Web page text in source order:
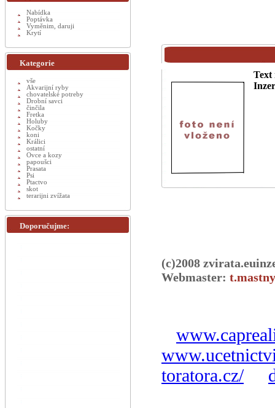
Text
(c)2008
Webmaster:
toratora.cz/
Nabídka
Poptávka
Vyměnim, daruji
Krytí
Kategorie
vše
Akvarijní ryby
chovatelské potreby
Drobní savci
činčila
Fretka
Holuby
Kočky
koni
Králici
ostatní
Ovce a kozy
papoušci
Prasata
Psi
Ptactvo
skot
terarijni zvížata
Doporučujme: